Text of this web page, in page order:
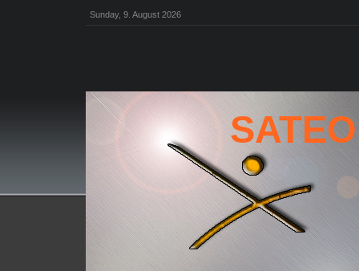
Sunday, 9. August 2026